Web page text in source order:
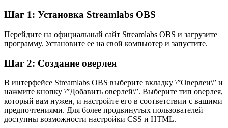
Шаг 1: Установка Streamlabs OBS
Перейдите на официальный сайт Streamlabs OBS и загрузите
программу. Установите ее на свой компьютер и запустите.
Шаг 2: Создание оверлея
В интерфейсе Streamlabs OBS выберите вкладку \”Оверлеи\” и
нажмите кнопку \”Добавить оверлей\”. Выберите тип оверлея,
который вам нужен, и настройте его в соответствии с вашими
предпочтениями. Для более продвинутых пользователей
доступны возможности настройки CSS и HTML.